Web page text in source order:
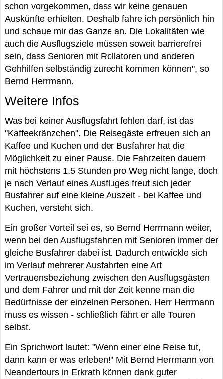
schon vorgekommen, dass wir keine genauen
Auskünfte erhielten. Deshalb fahre ich persönlich hin
und schaue mir das Ganze an. Die Lokalitäten wie
auch die Ausflugsziele müssen soweit barrierefrei
sein, dass Senioren mit Rollatoren und anderen
Gehhilfen selbständig zurecht kommen können", so
Bernd Herrmann.
Weitere Infos
Was bei keiner Ausflugsfahrt fehlen darf, ist das
"Kaffeekränzchen". Die Reisegäste erfreuen sich an
Kaffee und Kuchen und der Busfahrer hat die
Möglichkeit zu einer Pause. Die Fahrzeiten dauern
mit höchstens 1,5 Stunden pro Weg nicht lange, doch
je nach Verlauf eines Ausfluges freut sich jeder
Busfahrer auf eine kleine Auszeit - bei Kaffee und
Kuchen, versteht sich.
Ein großer Vorteil sei es, so Bernd Herrmann weiter,
wenn bei den Ausflugsfahrten mit Senioren immer der
gleiche Busfahrer dabei ist. Dadurch entwickle sich
im Verlauf mehrerer Ausfahrten eine Art
Vertrauensbeziehung zwischen den Ausflugsgästen
und dem Fahrer und mit der Zeit kenne man die
Bedürfnisse der einzelnen Personen. Herr Herrmann
muss es wissen - schließlich fährt er alle Touren
selbst.
Ein Sprichwort lautet: "Wenn einer eine Reise tut,
dann kann er was erleben!" Mit Bernd Herrmann von
Neandertours in Erkrath können dank guter